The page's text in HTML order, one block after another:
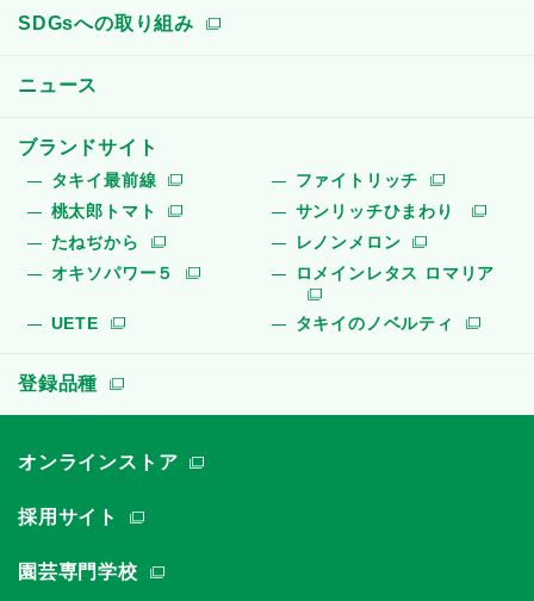
SDGsへの取り組み
ニュース
ブランドサイト
タキイ最前線
ファイトリッチ
桃太郎トマト
サンリッチひまわり
たねぢから
レノンメロン
オキソパワー５
ロメインレタス ロマリア
UETE タキイのノベルティ
登録品種
オンラインストア
採用サイト
園芸専門学校